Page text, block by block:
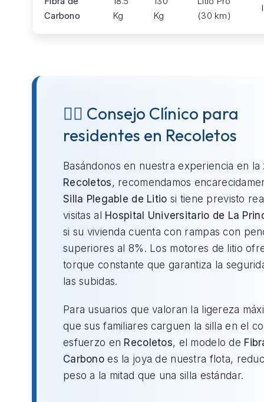
Carbono
Kg
Kg
(30 km)
👨‍⚕️ Consejo Clínico para
residentes en Recoletos
Basándonos en nuestra experiencia en la
Recoletos, recomendamos
Silla Plegable de Litio si tiene previsto
visitas al Hospital Universitario de La
si su vivienda cuenta con rampas con
superiores al 8%. Los motores de litio
torque constante que garantiza la
las subidas.
Para usuarios que valoran la ligereza
que sus familiares carguen la silla en el
esfuerzo en Recoletos, el modelo de
Carbono es la joya de nuestra flota,
peso a la mitad que una silla estándar.